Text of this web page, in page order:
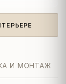
И МОНТАЖ